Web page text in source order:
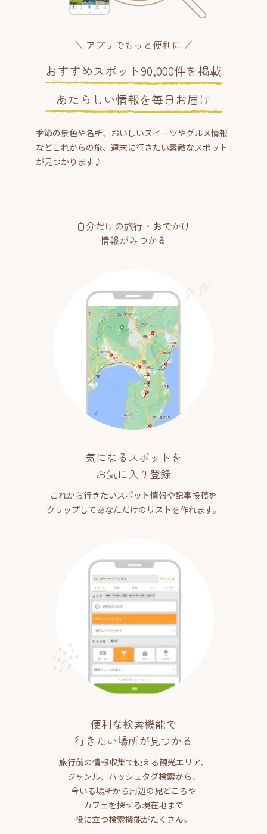
アプリでもっと便利に
おすすめスポット90,000件を掲載
あたらしい情報を毎日お届け
季節の景色や名所、おいしいスイーツやグルメ情報
などこれからの旅、週末に行きたい素敵なスポット
が見つかります♪
自分だけの旅行・おでかけ
情報がみつかる
気になるスポットを
お気に入り登録
これから行きたいスポット情報や記事投稿を
クリップしてあなただけのリストを作れます。
便利な検索機能で
行きたい場所が見つかる
旅行前の情報収集で使える観光エリア、
ジャンル、ハッシュタグ検索から、
今いる場所から周辺の見どころや
カフェを探せる現在地まで
役に立つ検索機能がたくさん。